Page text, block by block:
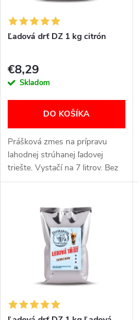
i
e
p
r
o
d
v
s
p
r
d
u
v
Ľadová drť DZ 1 kg citrón
€8,29
Skladom
DO KOŠÍKA
Prášková zmes na prípravu
lahodnej strúhanej ľadovej
triešte. Vystačí na 7 litrov. Bez
GMO. Bez chemických farbív a